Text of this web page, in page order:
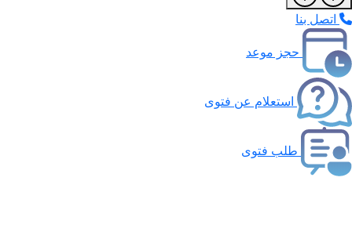
اتصل بنا
حجز موعد
استعلام عن فتوى
طلب فتوى